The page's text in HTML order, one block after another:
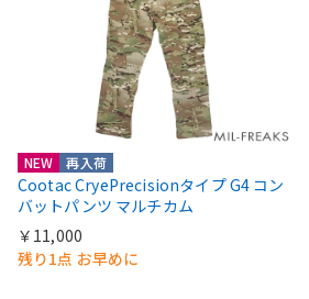
NEW 再入荷
Cootac CryePrecisionタイプ G4 コン
バットパンツ マルチカム
￥11,000
残り1点 お早めに